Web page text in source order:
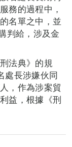
務的過程中，
名單之中，並
判給，涉及金
法典》的規
處長涉嫌伙同
，作為涉案貿
益，根據《刑